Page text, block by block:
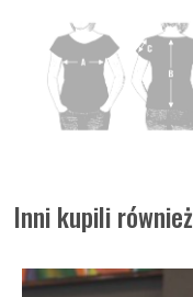
Inni kupili również